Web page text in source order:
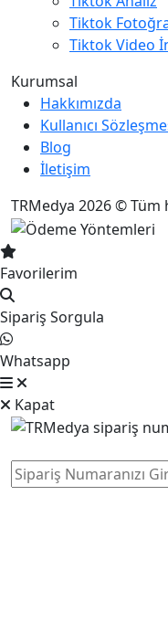
Tiktok
Tiktok Video
Kurumsal
Hakkımızda
Kullanıcı
Blog
İletişim
TRMedya 2026 © Tüm
Favorilerim
Sipariş Sorgula
Whatsapp
Kapat